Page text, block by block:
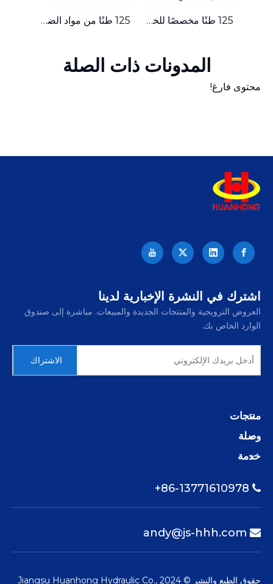
125 طنًا من مواد الضغط الصغيرة، مكبس بالات الخردة المعدنية الهيدروليكي 125 طنًا مخصصًا للخردة المعدنية الهيدروليكية الصغيرة ذات الدفع الجانبي
المدونات ذات الصلة
محتوى فارغ!
اشترك في النشرة الإخبارية لدينا
العروض الترويجية والمنتجات الجديدة والمبيعات. مباشرة إلى صندوق
الوارد الخاص بك.
الاشتراك
منتجات
وصلة
خدمة


حقوق الطبع والنشر © 2024 Jiangsu Huanhong Hydraulic Co.,